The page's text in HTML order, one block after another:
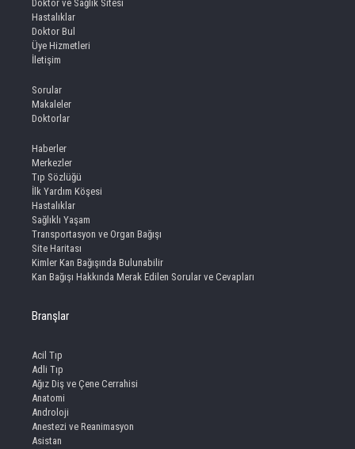
Doktor ve Sağlık Sitesi
Hastalıklar
Doktor Bul
Üye Hizmetleri
İletişim
Sorular
Makaleler
Doktorlar
Haberler
Merkezler
Tıp Sözlüğü
İlk Yardım Köşesi
Hastalıklar
Sağlıklı Yaşam
Transportasyon ve Organ Bağışı
Site Haritası
Kimler Kan Bağışında Bulunabilir
Kan Bağışı Hakkında Merak Edilen Sorular ve Cevapları
Branşlar
Acil Tıp
Adli Tıp
Ağız Diş ve Çene Cerrahisi
Anatomi
Androloji
Anestezi ve Reanimasyon
Asistan